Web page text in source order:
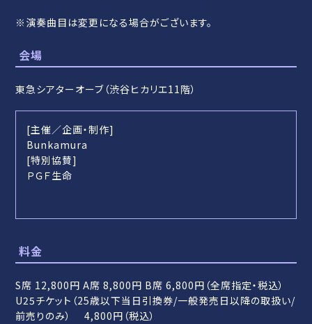
※演奏曲目は変更になる場合がございます。
会場
東急シアターオーブ（渋谷ヒカリエ11階）
[主催／企画・制作]
Bunkamura
[特別協賛]
ＰＧＦ生命
料金
S席 12,800円 A席 8,800円 B席 6,800円（全席指定・税込）
U25チケット（25歳以下当日引換券/一般発売日以降の取扱い/
前売りのみ） 4,800円（税込）